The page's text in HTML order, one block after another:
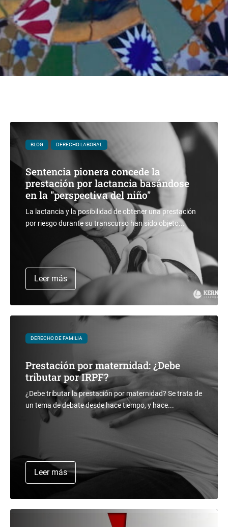
BLOG DERECHO LABORAL
Sentencia pionera concede la
prestación por lactancia basándose
en la "perspectiva del niño"
La lactancia y la posibilidad de obtener una prestación
por riesgo durante su transcurso han sido objeto...
Leer más
DERECHO DE FAMILIA
Prestación por maternidad: ¿Debe
tributar por IRPF?
¿Debe tributar la prestación por maternidad? Se trata de
un tema de debate desde hace tiempo, y hace...
Leer más